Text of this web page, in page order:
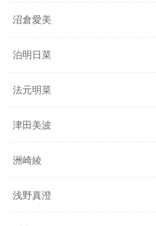
沼倉愛美
泊明日菜
法元明菜
津田美波
洲崎綾
浅野真澄